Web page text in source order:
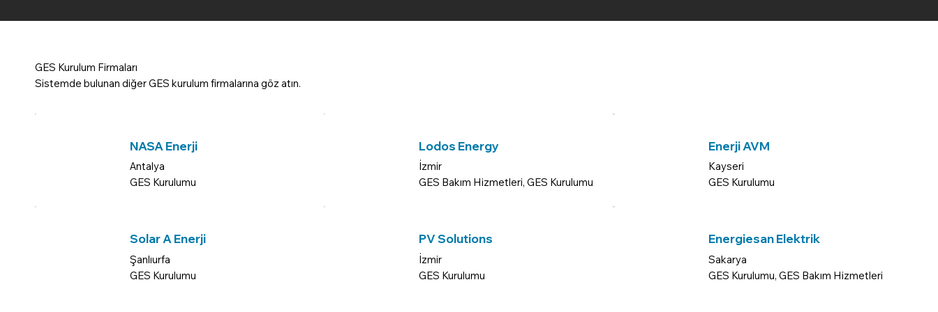
GES Kurulum Firmaları
Sistemde bulunan diğer GES kurulum firmalarına göz atın.
NASA Enerji
Antalya
GES Kurulumu
Lodos Energy
İzmir
GES Bakım Hizmetleri, GES Kurulumu
Enerji AVM
Kayseri
GES Kurulumu
Solar A Enerji
Şanlıurfa
GES Kurulumu
PV Solutions
İzmir
GES Kurulumu
Energiesan Elektrik
Sakarya
GES Kurulumu, GES Bakım Hizmetleri